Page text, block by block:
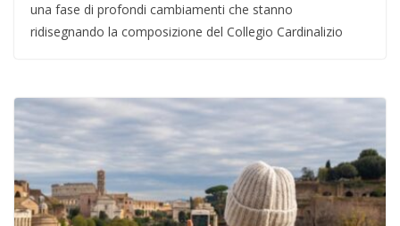
una fase di profondi cambiamenti che stanno
ridisegnando la composizione del Collegio Cardinalizio